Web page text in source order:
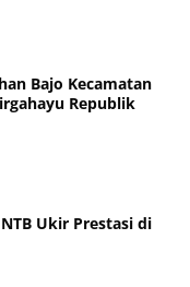
Bajo Kecamatan
Republik
Ukir Prestasi di